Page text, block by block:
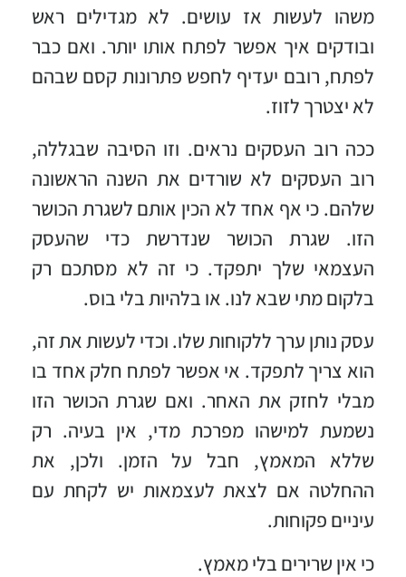
משהו לעשות אז עושים. לא מגדילים ראש
ובודקים איך אפשר לפתח אותו יותר. ואם כבר
לפתח, רובם יעדיף לחפש פתרונות קסם שבהם
לא יצטרך לזוז.
ככה רוב העסקים נראים. וזו הסיבה שבגללה,
רוב העסקים לא שורדים את השנה הראשונה
שלהם. כי אף אחד לא הכין אותם לשגרת הכושר
הזו. שגרת הכושר שנדרשת כדי שהעסק
העצמאי שלך יתפקד. כי זה לא מסתכם רק
בלקום מתי שבא לנו. או בלהיות בלי בוס.
עסק נותן ערך ללקוחות שלו. וכדי לעשות את זה,
הוא צריך לתפקד. אי אפשר לפתח חלק אחד בו
מבלי לחזק את האחר. ואם שגרת הכושר הזו
נשמעת למישהו מפרכת מדי, אין בעיה. רק
שללא המאמץ, חבל על הזמן. ולכן, את
ההחלטה אם לצאת לעצמאות יש לקחת עם
עיניים פקוחות.
כי אין שרירים בלי מאמץ.